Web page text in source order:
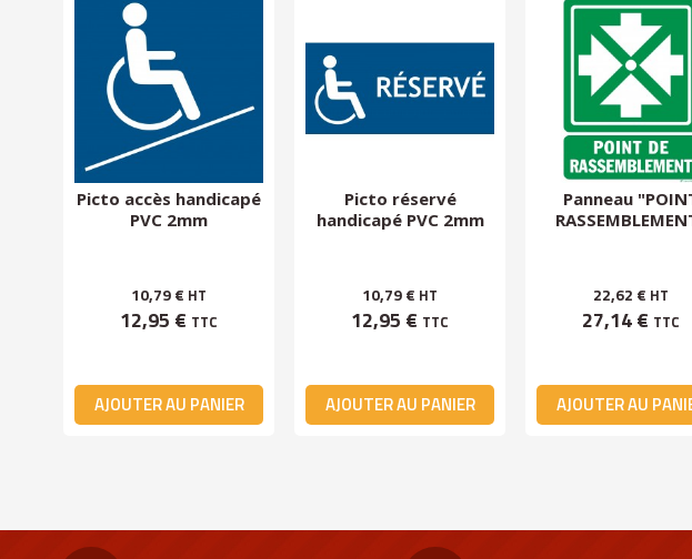
Picto accès handicapé
PVC 2mm
10,79 € HT
12,95 € TTC
AJOUTER AU PANIER
Picto réservé
handicapé PVC 2mm
10,79 € HT
12,95 € TTC
AJOUTER AU PANIER
Panneau
22,62 € HT
27,14 € TTC
AJOUTER AU